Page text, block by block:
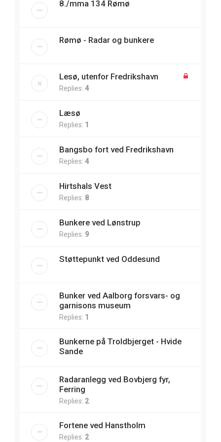
8./mma 134 Rømø
Rømø - Radar og bunkere
Lesø, utenfor Fredrikshavn
Replies: 4
Læsø
Replies: 1
Bangsbo fort ved Fredrikshavn
Replies: 4
Hirtshals Vest
Replies: 8
Bunkere ved Lønstrup
Replies: 9
Støttepunkt ved Oddesund
Bunker ved Aalborg forsvars- og
garnisons museum
Replies: 1
Bunkerne på Troldbjerget - Hvide
Sande
Radaranlegg ved Bovbjerg fyr,
Ferring
Replies: 2
Fortene ved Hanstholm
Replies: 2